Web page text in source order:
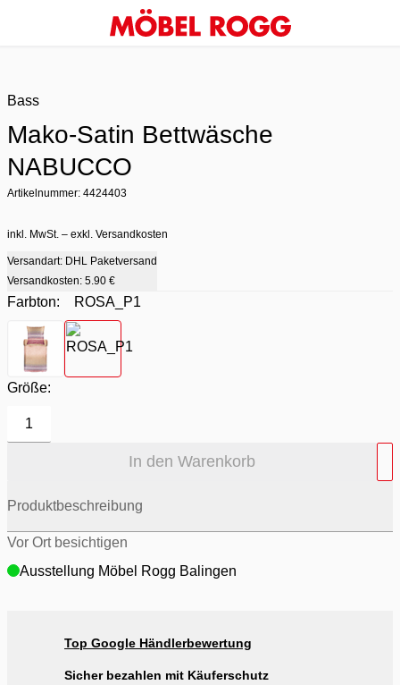
Bass
Mako-Satin Bettwäsche
NABUCCO
Artikelnummer: 4424403
inkl. MwSt. – exkl. Versandkosten
Versandart: DHL Paketversand
Versandkosten: 5.90 €
Farbton:
ROSA_P1
Farbton
- BEIGE_41
Farbton
Größe:
1
In den Warenkorb
Produktbeschreibung
Vor Ort besichtigen
Ausstellung Möbel Rogg Balingen
Top Google Händlerbewertung
Sicher bezahlen mit Käuferschutz